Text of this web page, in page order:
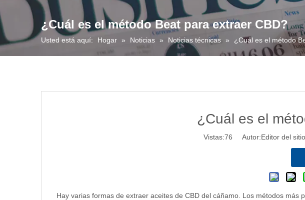
¿Cuál es el método Beat para extraer CBD?
Usted está aquí: Hogar » Noticias » Noticias técnicas » ¿Cuál es el método
¿Cuál es el
Vistas:76 Autor:Editor del
Hay varias formas de extraer aceites de CBD del cáñamo. Los métodos